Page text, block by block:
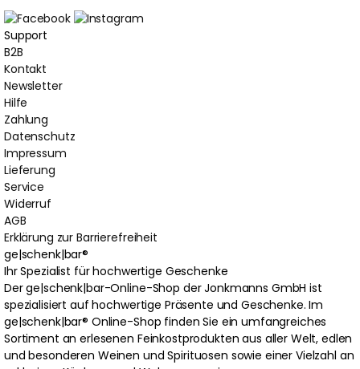
Support
B2B
Kontakt
Newsletter
Hilfe
Zahlung
Datenschutz
Impressum
Lieferung
Service
Widerruf
AGB
Erklärung zur Barrierefreiheit
ge|schenk|bar®
Ihr Spezialist für hochwertige Geschenke
Der ge|schenk|bar-Online-Shop der Jonkmanns GmbH ist
spezialisiert auf hochwertige Präsente und Geschenke. Im
ge|schenk|bar® Online-Shop finden Sie ein umfangreiches
Sortiment an erlesenen Feinkostprodukten aus aller Welt, edlen
und besonderen Weinen und Spirituosen sowie einer Vielzahl an